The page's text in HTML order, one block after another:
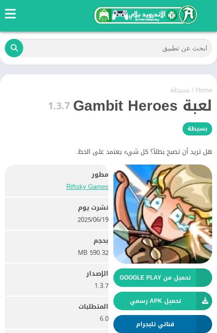
Home
/ بسيطة
لعبة Gambit Heroes 1.3.7
بسيطة
هل تريد أن تصبح بطلاً؟ كل شيء يعتمد على الحظ.
تحميل من GOOGLE PLAY
تحميل APK رسمي
قناتي تليجرام
مطور
Riftsky Games
نشرت يوم
19‏/06‏/2025
بحجم
590.32 MB
الإصدار
1.3.7
المتطلبات
6.0